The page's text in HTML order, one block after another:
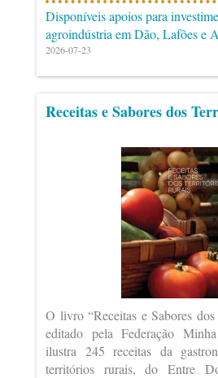
Disponíveis apoios para
agroindústria em Dão, Lafões e
2026-07-23
Receitas e Sabores dos
O livro “Receitas e Sabores
editado pela Federação
ilustra 245 receitas da
territórios rurais, do Entre